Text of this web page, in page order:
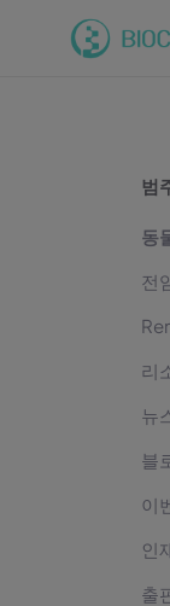
범
동
전
리
뉴
블
이
인
출